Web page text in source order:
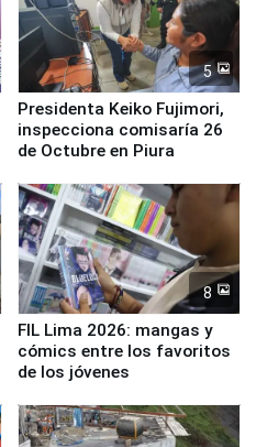
5
Presidenta Keiko Fujimori,
inspecciona comisaría 26
de Octubre en Piura
8
FIL Lima 2026: mangas y
cómics entre los favoritos
de los jóvenes